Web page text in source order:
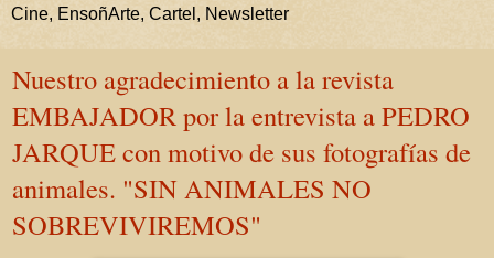
Cine, EnsoñArte, Cartel, Newsletter
Nuestro agradecimiento a la revista
EMBAJADOR por la entrevista a PEDRO
JARQUE con motivo de sus fotografías de
animales. "SIN ANIMALES NO
SOBREVIVIREMOS"